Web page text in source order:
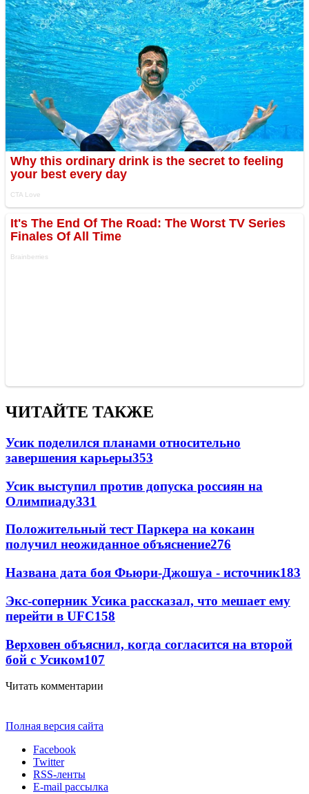
ЧИТАЙТЕ ТАКЖЕ
Усик поделился планами относительно
завершения карьеры353
Усик выступил против допуска россиян на
Олимпиаду331
Положительный тест Паркера на кокаин
получил неожиданное объяснение276
Названа дата боя Фьюри-Джошуа - источник183
Экс-соперник Усика рассказал, что мешает ему
перейти в UFC158
Верховен объяснил, когда согласится на второй
бой с Усиком107
Читать комментарии
Полная версия сайта
Facebook
Twitter
RSS-ленты
E-mail рассылка